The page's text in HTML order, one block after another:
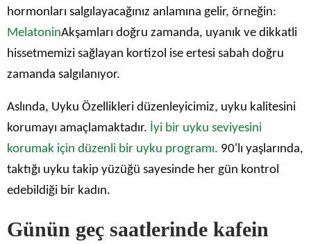
hormonları salgılayacağınız anlamına gelir, örneğin:
MelatoninAkşamları doğru zamanda, uyanık ve dikkatli
hissetmemizi sağlayan kortizol ise ertesi sabah doğru
zamanda salgılanıyor.
Aslında, Uyku Özellikleri düzenleyicimiz, uyku kalitesini
korumayı amaçlamaktadır. İyi bir uyku seviyesini
korumak için düzenli bir uyku programı. 90'lı yaşlarında,
taktığı uyku takip yüzüğü sayesinde her gün kontrol
edebildiği bir kadın.
Günün geç saatlerinde kafein